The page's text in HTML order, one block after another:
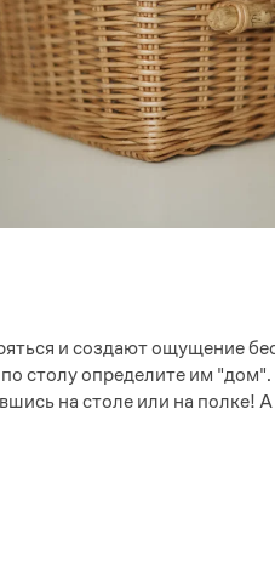
и создают ощущение
столу определите им "дом".
на столе или на полке!